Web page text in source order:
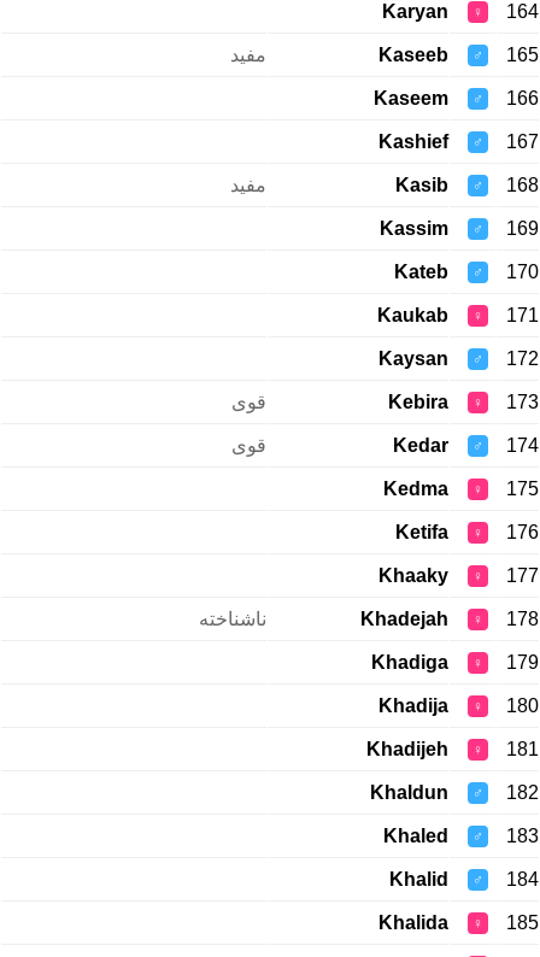
164
♀
Karyan
165
♂
Kaseeb مفید
166
♂
Kaseem
167
♂
Kashief
168
♂
Kasib مفید
169
♂
Kassim
170
♂
Kateb
171
♀
Kaukab
172
♂
Kaysan
173
♀
Kebira قوی
174
♂
Kedar قوی
175
♀
Kedma
176
♀
Ketifa
177
♀
Khaaky
178
♀
Khadejah ناشناخته
179
♀
Khadiga
180
♀
Khadija
181
♀
Khadijeh
182
♂
Khaldun
183
♂
Khaled
184
♂
Khalid
185
♀
Khalida